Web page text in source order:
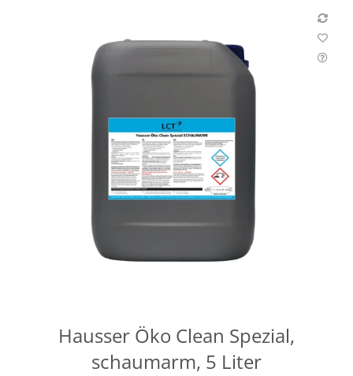
Hausser Öko Clean Spezial,
schaumarm, 5 Liter